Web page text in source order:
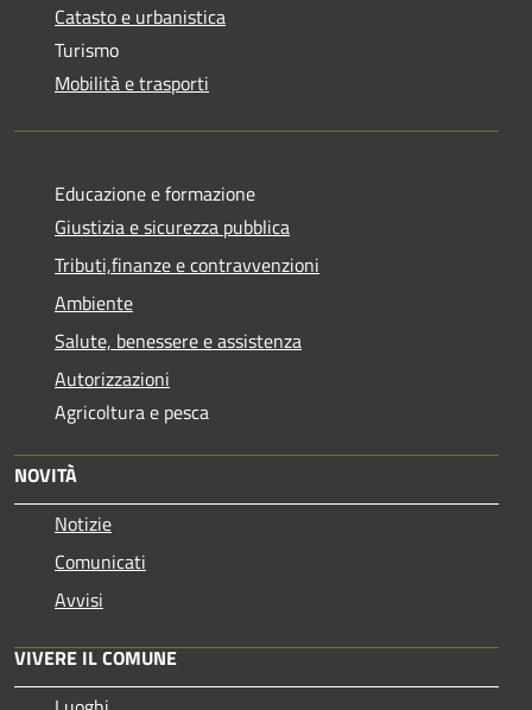
Catasto e urbanistica
Turismo
Mobilità e trasporti
Educazione e formazione
Giustizia e sicurezza pubblica
Tributi,finanze e contravvenzioni
Ambiente
Salute, benessere e assistenza
Autorizzazioni
Agricoltura e pesca
NOVITÀ
Notizie
Comunicati
Avvisi
VIVERE IL COMUNE